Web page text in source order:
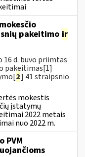
pakeitimo ir
16 d. buvo priimtas
pakeitimas[1]
2] 41 straipsnio
mokestis
įstatymų
2022 metais
nuo 2022 m.
PVM